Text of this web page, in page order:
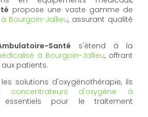
propose une vaste gamme de
Bourgoin-Jallieu, assurant qualité
Santé s'étend à la
à Bourgoin-Jallieu, offrant
patients.
solutions d'oxygénothérapie, ils
concentrateurs d'oxygène à
pour le traitement